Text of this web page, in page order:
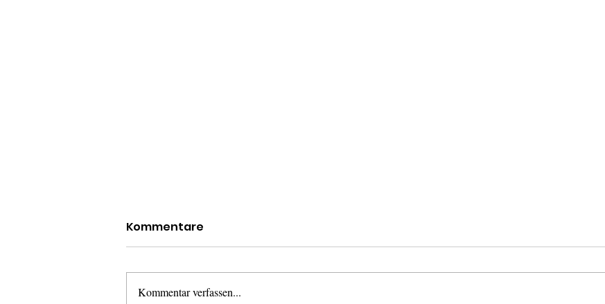
Selbstheirat
Kommentare
Kommentar verfassen...